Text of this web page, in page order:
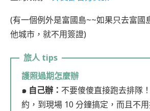
(有一個例外是富國島~~如果只去富國
他城市，就不用簽證)
護照過期怎麼辦
๑ 自己辦： 不要傻傻直接跑去排隊
約，到現場 10 分鐘搞定，而且不